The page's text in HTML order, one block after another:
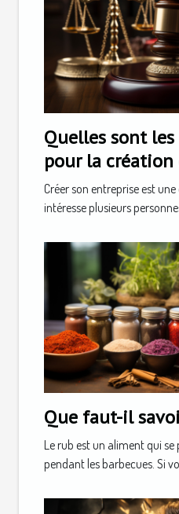
Quelles sont
pour la création
Suisse ?
Créer son entreprise est
intéresse plusieurs
Que faut-il
Le rub est un aliment qui
pendant les barbecues. Si